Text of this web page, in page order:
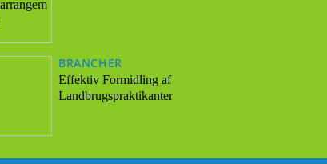
BRANCHER
Effektiv Formidling af
Landbrugspraktikanter